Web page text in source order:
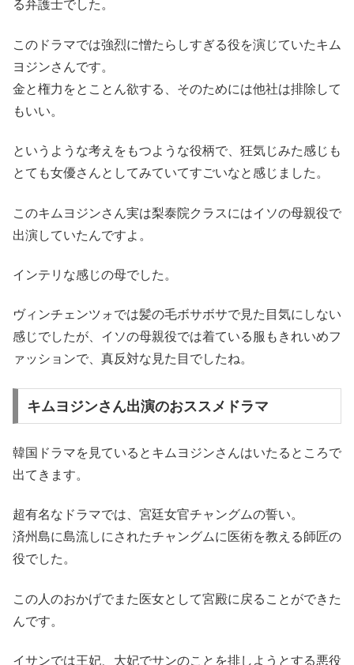
る弁護士でした。
このドラマでは強烈に憎たらしすぎる役を演じていたキム
ヨジンさんです。
金と権力をとことん欲する、そのためには他社は排除して
もいい。
というような考えをもつような役柄で、狂気じみた感じも
とても女優さんとしてみていてすごいなと感じました。
このキムヨジンさん実は梨泰院クラスにはイソの母親役で
出演していたんですよ。
インテリな感じの母でした。
ヴィンチェンツォでは髪の毛ボサボサで見た目気にしない
感じでしたが、イソの母親役では着ている服もきれいめフ
ァッションで、真反対な見た目でしたね。
キムヨジンさん出演のおススメドラマ
韓国ドラマを見ているとキムヨジンさんはいたるところで
出てきます。
超有名なドラマでは、宮廷女官チャングムの誓い。
済州島に島流しにされたチャングムに医術を教える師匠の
役でした。
この人のおかげでまた医女として宮殿に戻ることができた
んです。
イサンでは王妃、大妃でサンのことを排しようとする悪役